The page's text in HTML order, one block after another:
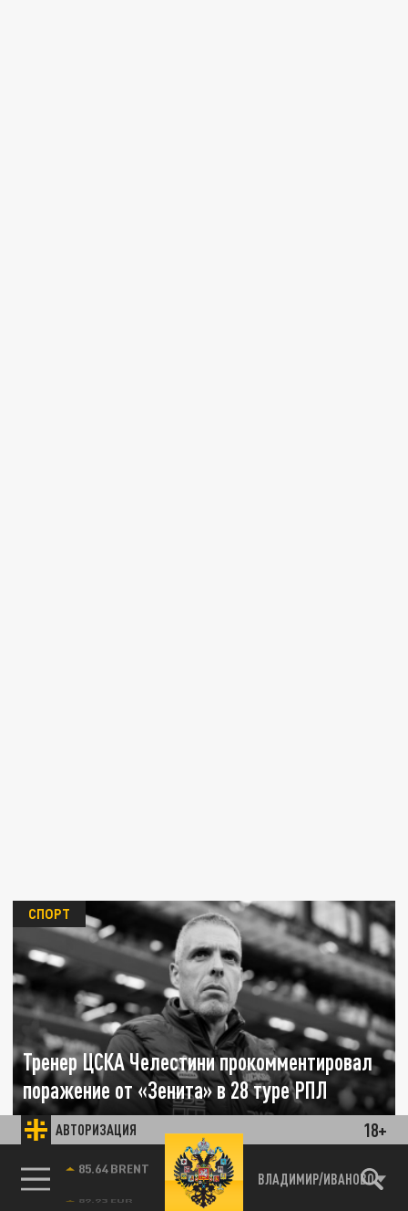
АВТОРИЗАЦИЯ 18+
85.64 BRENT ВЛАДИМИР/ИВАНОВО
Тренер ЦСКА Челестини прокомментировал
поражение от «Зенита» в 28 туре РПЛ
СПОРТ
03 МАЯ 03:56
Главный тренер ЦСКА Фабио Челестини
прокомментировал поражение своей
команды в матче с «Зенитом» в 28-м туре...